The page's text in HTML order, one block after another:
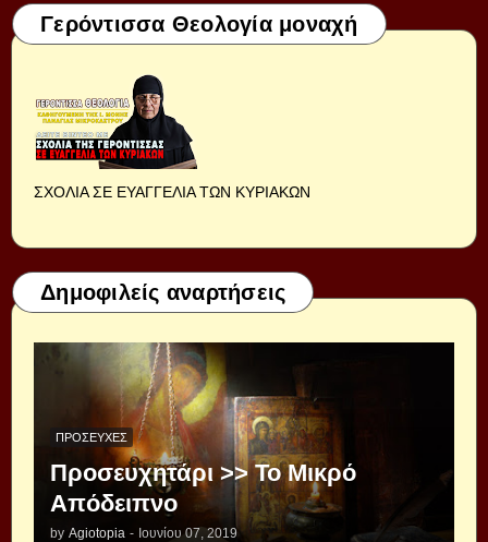
Γερόντισσα Θεολογία μοναχή
ΣΧΟΛΙΑ ΣΕ ΕΥΑΓΓΕΛΙΑ ΤΩΝ ΚΥΡΙΑΚΩΝ
Δημοφιλείς αναρτήσεις
ΠΡΟΣΕΥΧΈΣ
Προσευχητάρι >> Το Μικρό
Απόδειπνο
by Agiotopia - Ιουνίου 07, 2019